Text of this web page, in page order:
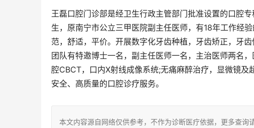
王磊口腔门诊部是经卫生行政主管部门批准设置的口腔
生，原南宁市公立三甲医院副主任医师，有18年工作经
范，舒适，平价。开展数字化牙齿种植，牙齿矫正，牙
团队有特邀博士一名，副主任医师一名，主治医师两名
腔CBCT，口内X射线成像系统;无痛麻醉治疗，显微镜
安全、高质量的口腔诊疗服务。
本文内容源自网络仅供参考，不作为诊断医疗依据，更多查询